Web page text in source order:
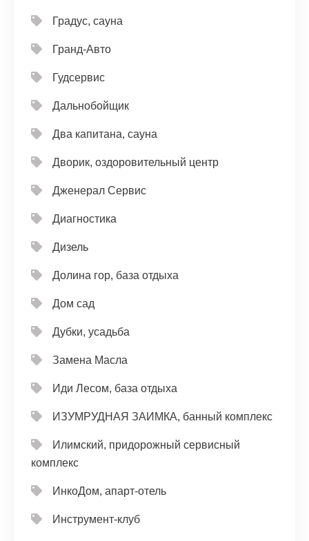
Градус, сауна
Гранд-Авто
Гудсервис
Дальнобойщик
Два капитана, сауна
Дворик, оздоровительный центр
Дженерал Сервис
Диагностика
Дизель
Долина гор, база отдыха
Дом сад
Дубки, усадьба
Замена Масла
Иди Лесом, база отдыха
ИЗУМРУДНАЯ ЗАИМКА, банный комплекс
Илимский, придорожный сервисный
комплекс
ИнкоДом, апарт-отель
Инструмент-клуб